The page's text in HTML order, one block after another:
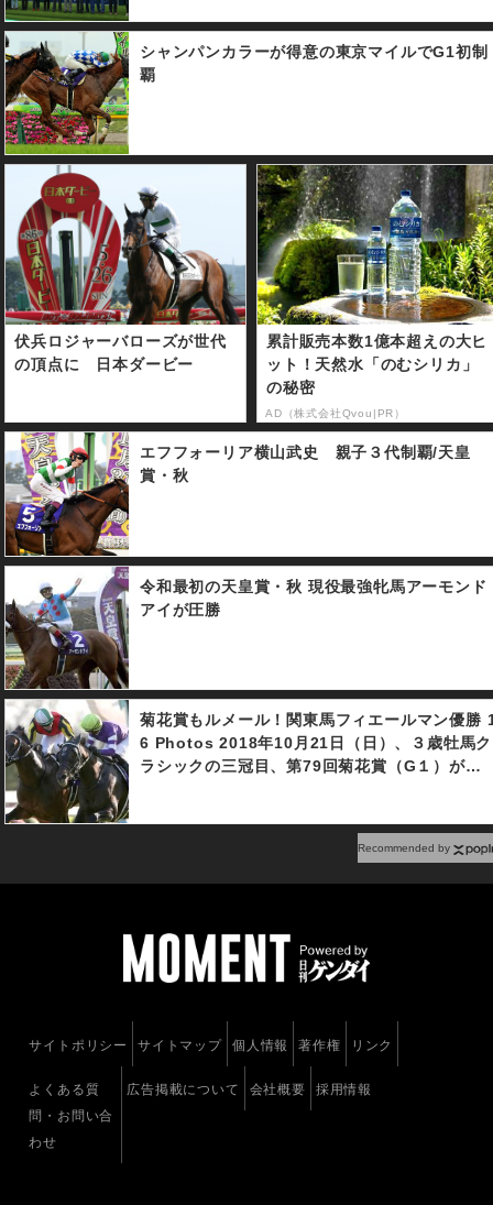
ントゥワンをクビ差抑えてゴ
ールイン。3着は4番3番人気
エイシンティンクル（和田竜
二騎手）が入り、2番人気に支
持された6番リライアブルエー
ス（戸崎圭太騎手）は見せ場
無く6着惨敗だった。 なお北
村宏司騎手は9Rで13番アルー
シャ（藤沢和雄騎手）でJRA
通算1300勝を達成した。
イルのモズアスコットが２番枠を引き当てた。
また香港スプリントのファインニードルは大外
の１２番枠からの発走となった。
シャンパンカラーが得意の東京マイルでG1初制
覇
伏兵ロジャーバローズが世代
の頂点に 日本ダービー
累計販売本数1億本超えの大ヒ
ット！天然水「のむシリカ」
の秘密
AD（株式会社Qvou|PR）
エフフォーリア横山武史 親子３代制覇/天皇
賞・秋
令和最初の天皇賞・秋 現役最強牝馬アーモンド
アイが圧勝
菊花賞もルメール！関東馬フィエールマン優勝
6 Photos 2018年10月21日（日）、３歳牡馬ク
ラシックの三冠目、第79回菊花賞（G１）が京
舎）が、直線先に抜け出したM・デムーロ騎手
乗の２番人気エタリオウと最後馬体があう接戦
となったが、僅かハナ差での勝利となった。デ
カフェ以来17年ぶりであった。３着は武豊騎手
騎乗で10番人気のユーキャンスマイル。１番人
Recommended by
サイトポリシー サイトマップ 個人情報 著作権 リンク
よくある質
問・お問い合
わせ
広告掲載について 会社概要 採用情報